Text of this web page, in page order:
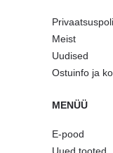
Meist
Uudised
Ostuinfo ja
MENÜÜ
E-pood